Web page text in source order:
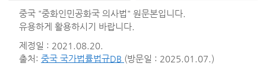
중국 "중화인민공화국 의사법" 원문본입니다.
유용하게 활용하시기 바랍니다.
제정일 : 2021.08.20.
출처: 중국 국가법률법규DB (방문일 : 2025.01.07.)